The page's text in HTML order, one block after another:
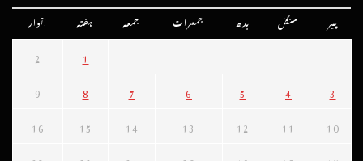
پیر منگل بدھ جمعرات جمعہ ہفتہ اتوار
1
2
3
4
5
6
7
8
9
10
11
12
13
14
15
16